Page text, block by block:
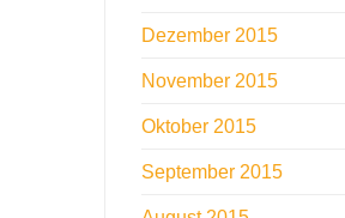
Dezember 2015
November 2015
Oktober 2015
September 2015